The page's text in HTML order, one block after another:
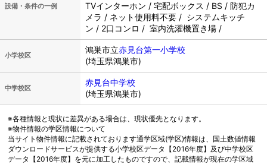
設備・条件の一例
TVインターホン / 宅配ボックス / BS / 防犯カ
メラ / ネット使用料不要 / システムキッチ
ン / 2口コンロ / 室内洗濯機置き場 /
小学校区
鴻巣市立赤見台第一小学校
(埼玉県鴻巣市)
中学校区
赤見台中学校
(埼玉県鴻巣市)
※各種情報と現状に差異がある場合は、現状優先となります。
※物件情報の学区情報について
当サイト物件情報に記載されております通学区域(学区)情報は、国土数値情報
ダウンロードサービスが提供する小学校区データ【2016年度】及び中学校区
データ【2016年度】を元に加工したものですので、記載情報が現在の学区域